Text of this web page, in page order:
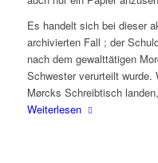
Es handelt sich bei dieser
archivierten Fall ; der
nach dem gewalttätigen
Schwester verurteilt
Mørcks Schreibtisch
Weiterlesen